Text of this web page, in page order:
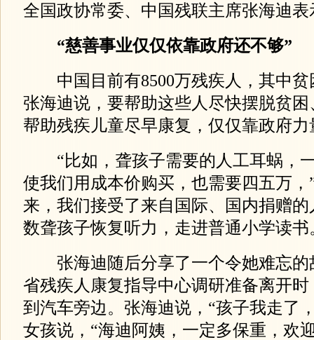
全国政协常委、中国残联主席张海迪表
“慈善事业仅仅依靠政府还不够”
中国目前有8500万残疾人，其中贫
张海迪说，要帮助这些人尽快摆脱贫
帮助残疾儿童尽早康复，仅仅靠政府
“比如，聋孩子需要的人工耳蜗，
使我们用成本价购买，也需要四五万，
来，我们接受了来自国际、国内捐赠
数聋孩子恢复听力，走进普通小学读书
张海迪随后分享了一个令她难忘的
省残疾人康复指导中心调研准备离开
到汽车旁边。张海迪说，“孩子我走了
女孩说，“海迪阿姨，一定多保重，欢